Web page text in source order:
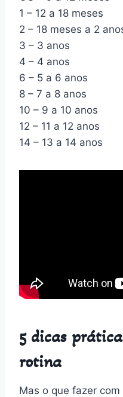
1 – 12 a 18 meses
2 – 18 meses a 2
3 – 3 anos
4 – 4 anos
6 – 5 a 6 anos
8 – 7 a 8 anos
10 – 9 a 10 anos
12 – 11 a 12 anos
14 – 13 a 14 anos
5 dicas
rotina
Mas o que fazer